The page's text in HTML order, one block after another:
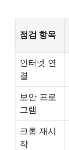
점검 항목
인터넷 연
결
보안 프로
그램
크롬 재시
작